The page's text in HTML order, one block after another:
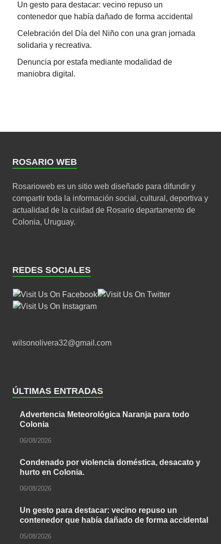
Un gesto para destacar: vecino repuso un
contenedor que había dañado de forma accidental
Celebración del Día del Niño con una gran jornada
solidaria y recreativa.
Denuncia por estafa mediante modalidad de
maniobra digital.
ROSARIO WEB
Rosarioweb es un sitio web diseñado para difundir y
compartir toda la información social, cultural, deportiva y
actualidad de la cuidad de Rosario departamento de
Colonia, Uruguay.
REDES SOCIALES
wilsonolivera32@gmail.com
ÚLTIMAS ENTRADAS
Advertencia Meteorológica Naranja para todo
Colonia
06/08/2026
Condenado por violencia doméstica, desacato y
hurto en Colonia.
06/08/2026
Un gesto para destacar: vecino repuso un
contenedor que había dañado de forma accidental
05/08/2026